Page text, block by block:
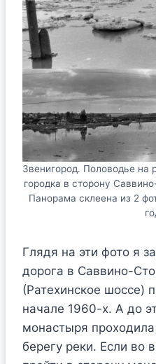
Звенигород. Половодье на
городка в сторону
Панорама склеена из 2
Глядя на эти фото я
дорога в Саввино-
(Ратехинское шоссе)
начале 1960-х. А до
монастыря
берегу реки. Если во